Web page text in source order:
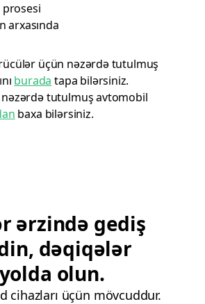
prosesi
arxasında
üçün nəzərdə tutulmuş
burada tapa bilərsiniz.
tutulmuş avtomobil
baxa bilərsiniz.
ərzində gediş
dəqiqələr
olun.
cihazları üçün mövcuddur.